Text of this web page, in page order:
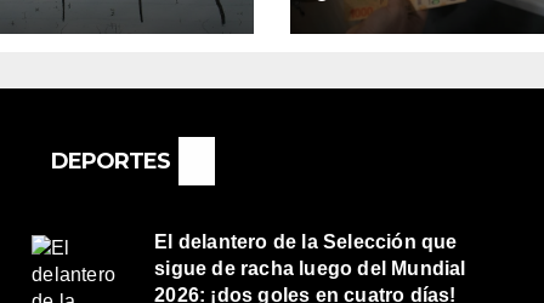
DE ABRIL, CON
2% DE
DEPORTES
El delantero de la Selección que
sigue de racha luego del Mundial
2026: ¡dos goles en cuatro días!